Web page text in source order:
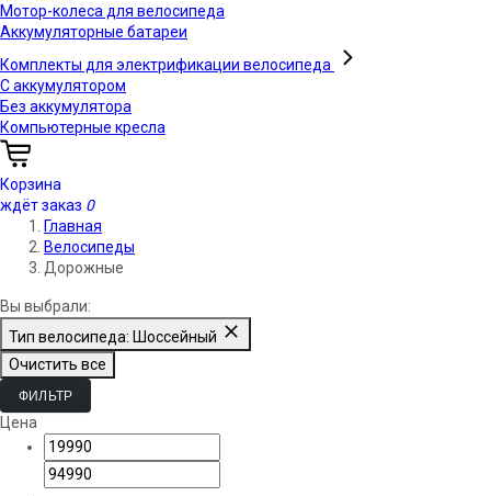
Мотор-колеса для велосипеда
Аккумуляторные батареи
Комплекты для электрификации велосипеда
С аккумулятором
Без аккумулятора
Компьютерные кресла
Корзина
ждёт заказ 0
Главная
Велосипеды
Дорожные
Вы выбрали:
Тип велосипеда: Шоссейный
Очистить все
ФИЛЬТР
Цена